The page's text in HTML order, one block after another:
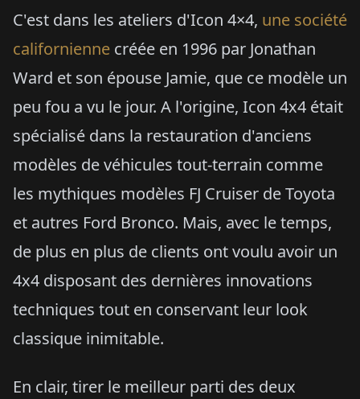
C'est dans les ateliers d'Icon 4×4, une société
californienne créée en 1996 par Jonathan
Ward et son épouse Jamie, que ce modèle un
peu fou a vu le jour. A l'origine, Icon 4x4 était
spécialisé dans la restauration d'anciens
modèles de véhicules tout-terrain comme
les mythiques modèles FJ Cruiser de Toyota
et autres Ford Bronco. Mais, avec le temps,
de plus en plus de clients ont voulu avoir un
4x4 disposant des dernières innovations
techniques tout en conservant leur look
classique inimitable.
En clair, tirer le meilleur parti des deux